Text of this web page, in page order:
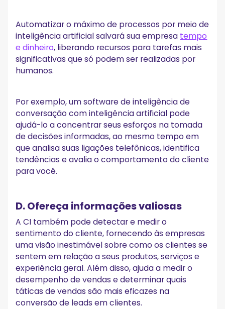
Automatizar o máximo de processos por meio de
inteligência artificial salvará sua empresa tempo
e dinheiro, liberando recursos para tarefas mais
significativas que só podem ser realizadas por
humanos.
Por exemplo, um software de inteligência de
conversação com inteligência artificial pode
ajudá-lo a concentrar seus esforços na tomada
de decisões informadas, ao mesmo tempo em
que analisa suas ligações telefônicas, identifica
tendências e avalia o comportamento do cliente
para você.
D. Ofereça informações valiosas
A CI também pode detectar e medir o
sentimento do cliente, fornecendo às empresas
uma visão inestimável sobre como os clientes se
sentem em relação a seus produtos, serviços e
experiência geral. Além disso, ajuda a medir o
desempenho de vendas e determinar quais
táticas de vendas são mais eficazes na
conversão de leads em clientes.